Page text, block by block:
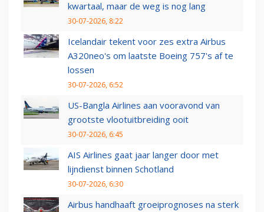
kwartaal, maar de weg is nog lang
30-07-2026, 8:22
Icelandair tekent voor zes extra Airbus
A320neo's om laatste Boeing 757's af te
lossen
30-07-2026, 6:52
US-Bangla Airlines aan vooravond van
grootste vlootuitbreiding ooit
30-07-2026, 6:45
AIS Airlines gaat jaar langer door met
lijndienst binnen Schotland
30-07-2026, 6:30
Airbus handhaaft groeiprognoses na sterk